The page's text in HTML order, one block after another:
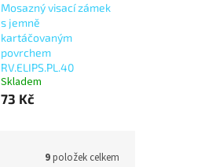
Mosazný visací zámek
s jemně
kartáčovaným
povrchem
RV.ELIPS.PL.40
Skladem
73 Kč
9položek celkem